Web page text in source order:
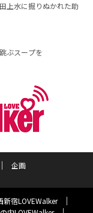
上水に掘りぬかれた助
ぶスープを
企画
新宿LOVEWalker